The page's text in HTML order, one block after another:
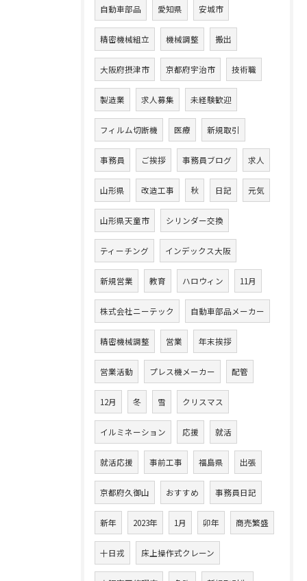
自動車部品 愛知県 安城市
精密機械組立 機械調整 搬出
大阪府摂津市 京都府宇治市 技術職
製造業 求人募集 未経験歓迎
フィルム切断機 医療 新規取引
事務員 ご挨拶 事務員ブログ 求人
山形県 改造工事 秋 日記 元気
山形県天童市 シリンダー交換
ティーチング インデックス大阪
新規営業 教育 ハロウィン 11月
株式会社ニーテック 自動車部品メーカー
精密機械調整 営業 年末挨拶
営業活動 プレス機メーカー 配管
12月 冬 雪 クリスマス
イルミネーション 応援 就活
就活応援 事前工事 福島県 出張
京都府久御山 おすすめ 事務員日記
新年 2023年 1月 卯年 商売繁盛
十日戎 床上操作式クレーン